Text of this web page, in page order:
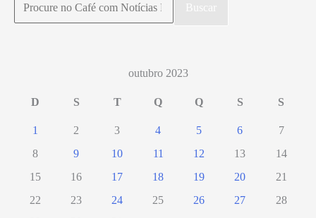
com
Buscar
outubro 2023
D S T Q Q S S
1 2 3 4 5 6
7
8
9 10 11 12 13
14
15
16 17 18 19 20
21
22
23 24 25 26 27
28